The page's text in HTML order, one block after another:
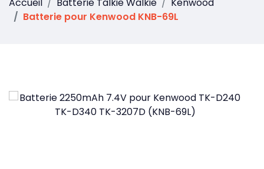
Accueil Batterie Talkie Walkie
Kenwood
Batterie pour Kenwood KNB-69L